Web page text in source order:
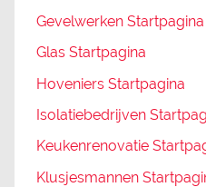
Gevelwerken Startpagina
Glas Startpagina
Hoveniers Startpagina
Isolatiebedrijven
Keukenrenovatie
Klusjesmannen